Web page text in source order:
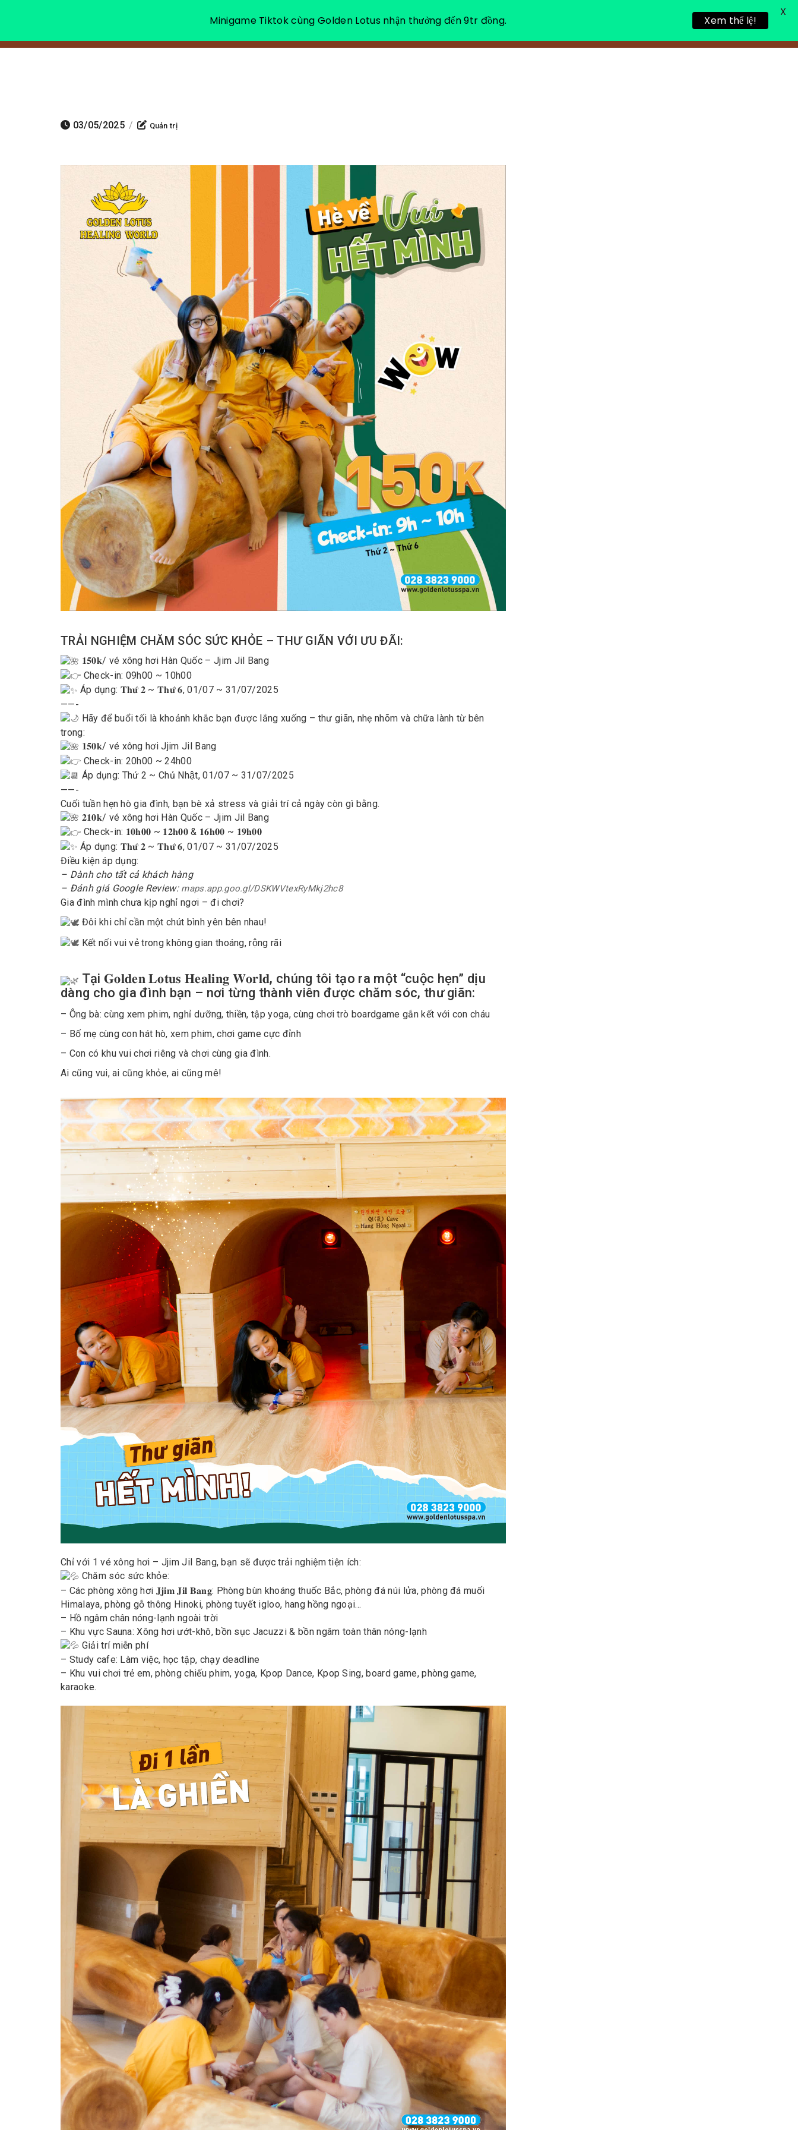
VỀ CHÚNG TÔI NGHỈ DƯỠNG THƯ GIÃN
03/05/2025 / Quản trị
TRẢI NGHIỆM CHĂM SÓC SỨC KHỎE – THƯ GIÃN VỚI ƯU ĐÃI:
𝟏𝟓𝟎𝐤/ vé xông hơi Hàn Quốc – Jjim Jil Bang
Check-in: 09h00 ~ 10h00
Áp dụng: 𝐓𝐡𝐮̛́ 𝟐 ~ 𝐓𝐡𝐮̛́ 𝟔, 01/07 ~ 31/07/2025
——-
Hãy để buổi tối là khoảnh khắc bạn được lắng xuống – thư giãn, nhẹ nhõm và chữa lành từ bên
trong:
𝟏𝟓𝟎𝐤/ vé xông hơi Jjim Jil Bang
Check-in: 20h00 ~ 24h00
Áp dụng: Thứ 2 ~ Chủ Nhật, 01/07 ~ 31/07/2025
——-
Cuối tuần hẹn hò gia đình, bạn bè xả stress và giải trí cả ngày còn gì bằng.
𝟐𝟏𝟎𝐤/ vé xông hơi Hàn Quốc – Jjim Jil Bang
Check-in: 𝟏𝟎𝐡𝟎𝟎 ~ 𝟏𝟐𝐡𝟎𝟎 & 𝟏𝟔𝐡𝟎𝟎 ~ 𝟏𝟗𝐡𝟎𝟎
Áp dụng: 𝐓𝐡𝐮̛́ 𝟐 ~ 𝐓𝐡𝐮̛́ 𝟔, 01/07 ~ 31/07/2025
Điều kiện áp dụng:
– Dành cho tất cả khách hàng
– Đánh giá Google Review: maps.app.goo.gl/DSKWVtexRyMkj2hc8
Gia đình mình chưa kịp nghỉ ngơi – đi chơi?
Đôi khi chỉ cần một chút bình yên bên nhau!
Kết nối vui vẻ trong không gian thoáng, rộng rãi
Tại 𝐆𝐨𝐥𝐝𝐞𝐧 𝐋𝐨𝐭𝐮𝐬 𝐇𝐞𝐚𝐥𝐢𝐧𝐠 𝐖𝐨𝐫𝐥𝐝, chúng tôi tạo ra một “cuộc hẹn” dịu
dàng cho gia đình bạn – nơi từng thành viên được chăm sóc, thư giãn:
– Ông bà: cùng xem phim, nghỉ dưỡng, thiền, tập yoga, cùng chơi trò boardgame gắn kết với con cháu
– Bố mẹ cùng con hát hò, xem phim, chơi game cực đỉnh
– Con có khu vui chơi riêng và chơi cùng gia đình.
Ai cũng vui, ai cũng khỏe, ai cũng mê!
Chỉ với 1 vé xông hơi – Jjim Jil Bang, bạn sẽ được trải nghiệm tiện ích:
Chăm sóc sức khỏe:
– Các phòng xông hơi 𝐉𝐣𝐢𝐦 𝐉𝐢𝐥 𝐁𝐚𝐧𝐠: Phòng bùn khoáng thuốc Bắc, phòng đá núi lửa, phòng đá muối
Himalaya, phòng gỗ thông Hinoki, phòng tuyết igloo, hang hồng ngoại…
– Hồ ngâm chân nóng-lạnh ngoài trời
– Khu vực Sauna: Xông hơi ướt-khô, bồn sục Jacuzzi & bồn ngâm toàn thân nóng-lạnh
Giải trí miễn phí
– Study cafe: Làm việc, học tập, chạy deadline
– Khu vui chơi trẻ em, phòng chiếu phim, yoga, Kpop Dance, Kpop Sing, board game, phòng game,
karaoke.
Minigame Tiktok cùng Golden Lotus nhận thưởng đến 9tr đồng. Xem thể lệ!
X